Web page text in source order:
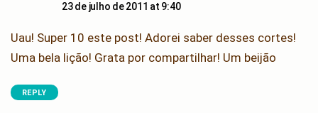
23 de julho de 2011 at 9:40
Uau! Super 10 este post! Adorei saber desses cortes!
Uma bela lição! Grata por compartilhar! Um beijão
REPLY